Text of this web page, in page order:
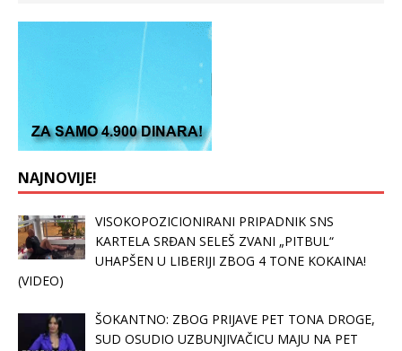
NAJNOVIJE!
VISOKOPOZICIONIRANI PRIPADNIK SNS
KARTELA SRĐAN SELEŠ ZVANI „PITBUL“
UHAPŠEN U LIBERIJI ZBOG 4 TONE KOKAINA!
(VIDEO)
ŠOKANTNO: ZBOG PRIJAVE PET TONA DROGE,
SUD OSUDIO UZBUNJIVAČICU MAJU NA PET